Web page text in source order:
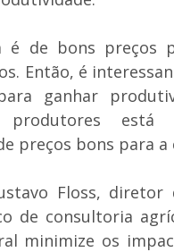
é de bons preços
Então, é
ganhar
está
preços bons para a
Floss, diretor
de consultoria
minimize os